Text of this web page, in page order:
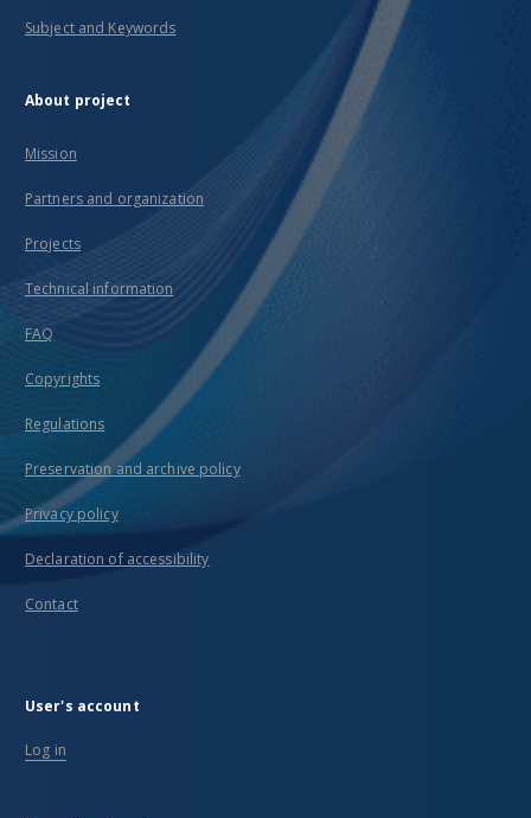
Subject and Keywords
About project
Mission
Partners and organization
Projects
Technical information
FAQ
Copyrights
Regulations
Preservation and archive policy
Privacy policy
Declaration of accessibility
Contact
User's account
Log in